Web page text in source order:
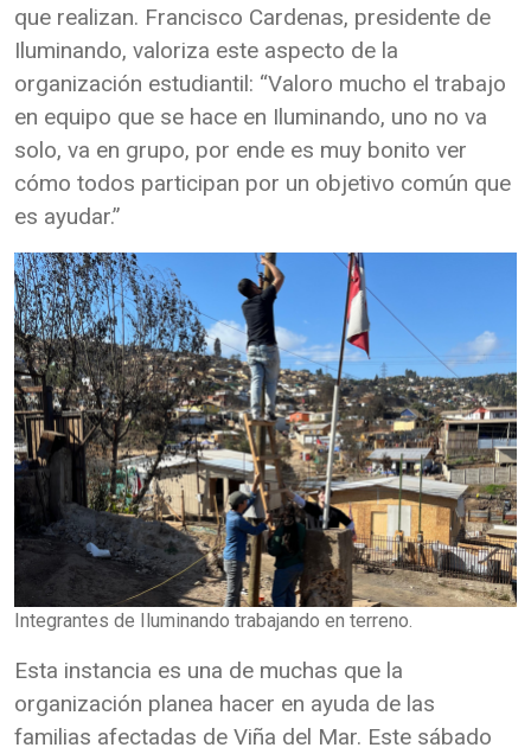
que realizan. Francisco Cardenas, presidente de
Iluminando, valoriza este aspecto de la
organización estudiantil: “Valoro mucho el trabajo
en equipo que se hace en Iluminando, uno no va
solo, va en grupo, por ende es muy bonito ver
cómo todos participan por un objetivo común que
es ayudar.”
Integrantes de Iluminando trabajando en terreno.
Esta instancia es una de muchas que la
organización planea hacer en ayuda de las
familias afectadas de Viña del Mar. Este sábado